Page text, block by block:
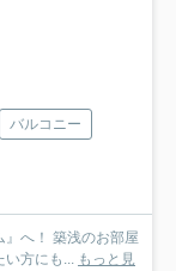
バルコニー
』へ！ 築浅のお部屋
い方にも... もっと見